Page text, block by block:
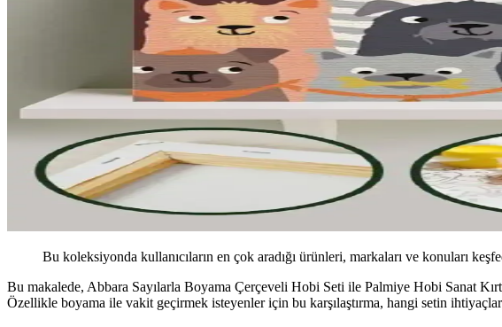
Bu koleksiyonda kullanıcıların en çok aradığı ürünleri, markaları ve konuları
Bu makalede, Abbara Sayılarla Boyama Çerçeveli Hobi Seti ile Palmiye Hobi Sanat
Özellikle boyama ile vakit geçirmek isteyenler için bu karşılaştırma, hangi setin